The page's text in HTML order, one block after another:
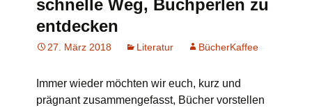
schnelle Weg, Buchperlen zu
entdecken
27. März 2018 Literatur BücherKaffee
Immer wieder möchten wir euch, kurz und
prägnant zusammengefasst, Bücher vorstellen